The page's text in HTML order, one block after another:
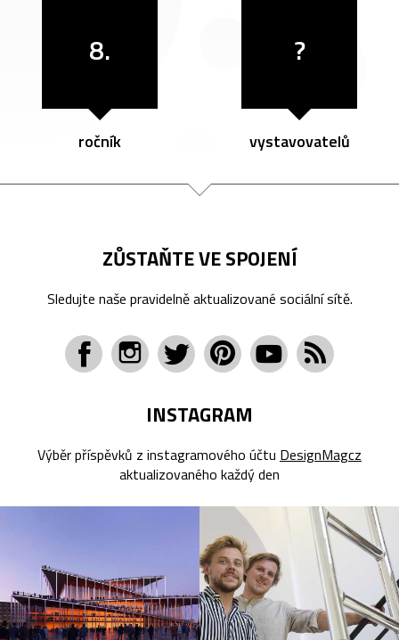
8.
ročník
?
vystavovatelů
ZŮSTAŇTE VE SPOJENÍ
Sledujte naše pravidelně aktualizované sociální sítě.
INSTAGRAM
Výběr příspěvků z instagramového účtu DesignMagcz
aktualizovaného každý den